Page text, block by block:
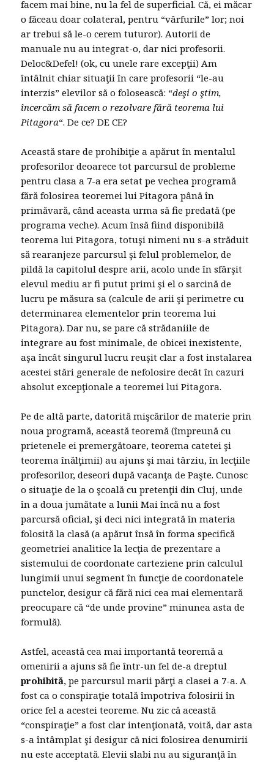
facem mai bine, nu la fel de superficial. Că, ei măcar
o făceau doar colateral, pentru “vârfurile” lor; noi
ar trebui să le-o cerem tuturor). Autorii de
manuale nu au integrat-o, dar nici profesorii.
Deloc&Defel! (ok, cu unele rare excepţii) Am
întâlnit chiar situaţii în care profesorii “le-au
interzis” elevilor să o folosească: “deşi o ştim,
încercăm să facem o rezolvare fără teorema lui
Pitagora“. De ce? DE CE?
Această stare de prohibiţie a apărut în mentalul
profesorilor deoarece tot parcursul de probleme
pentru clasa a 7-a era setat pe vechea programă
fără folosirea teoremei lui Pitagora până în
primăvară, când aceasta urma să fie predată (pe
programa veche). Acum însă fiind disponibilă
teorema lui Pitagora, totuşi nimeni nu s-a străduit
să rearanjeze parcursul şi felul problemelor, de
pildă la capitolul despre arii, acolo unde în sfârşit
elevul mediu ar fi putut primi şi el o sarcină de
lucru pe măsura sa (calcule de arii şi perimetre cu
determinarea elementelor prin teorema lui
Pitagora). Dar nu, se pare că strădaniile de
integrare au fost minimale, de obicei inexistente,
aşa încât singurul lucru reuşit clar a fost instalarea
acestei stări generale de nefolosire decât în cazuri
absolut excepţionale a teoremei lui Pitagora.
Pe de altă parte, datorită mişcărilor de materie prin
noua programă, această teoremă (împreună cu
prietenele ei premergătoare, teorema catetei şi
teorema înălţimii) au ajuns şi mai târziu, în lecţiile
profesorilor, deseori după vacanţa de Paşte. Cunosc
o situaţie de la o şcoală cu pretenţii din Cluj, unde
în a doua jumătate a lunii Mai încă nu a fost
parcursă oficial, şi deci nici integrată în materia
folosită la clasă (a apărut însă în forma specifică
geometriei analitice la lecţia de prezentare a
sistemului de coordonate carteziene prin calculul
lungimii unui segment în funcţie de coordonatele
punctelor, desigur că fără nici cea mai elementară
preocupare că “de unde provine” minunea asta de
formulă).
Astfel, această cea mai importantă teoremă a
omenirii a ajuns să fie într-un fel de-a dreptul
prohibită, pe parcursul marii părţi a clasei a 7-a. A
fost ca o conspiraţie totală împotriva folosirii în
orice fel a acestei teoreme. Nu zic că această
“conspiraţie” a fost clar intenţionată, voită, dar asta
s-a întâmplat şi desigur că nici folosirea denumirii
nu este acceptată. Elevii slabi nu au siguranţă în